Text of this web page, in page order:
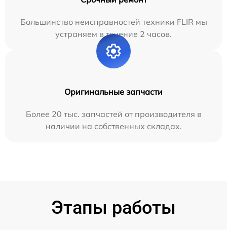
Большинство неисправностей техники FLIR мы
устраняем в течение 2 часов.
Оригинальные запчасти
Более 20 тыс. запчастей от производителя в
наличии на собственных складах.
Этапы работы